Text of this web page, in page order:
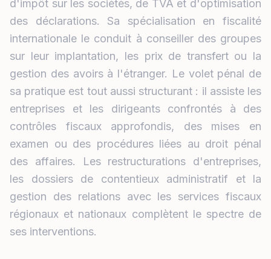
d'impôt sur les sociétés, de TVA et d'optimisation
des déclarations. Sa spécialisation en fiscalité
internationale le conduit à conseiller des groupes
sur leur implantation, les prix de transfert ou la
gestion des avoirs à l'étranger. Le volet pénal de
sa pratique est tout aussi structurant : il assiste les
entreprises et les dirigeants confrontés à des
contrôles fiscaux approfondis, des mises en
examen ou des procédures liées au droit pénal
des affaires. Les restructurations d'entreprises,
les dossiers de contentieux administratif et la
gestion des relations avec les services fiscaux
régionaux et nationaux complètent le spectre de
ses interventions.